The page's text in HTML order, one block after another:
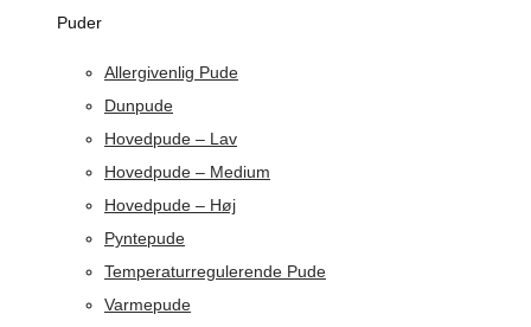
Puder
Allergivenlig Pude
Dunpude
Hovedpude – Lav
Hovedpude – Medium
Hovedpude – Høj
Pyntepude
Temperaturregulerende Pude
Varmepude